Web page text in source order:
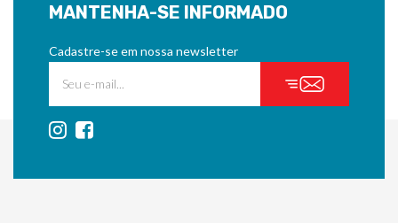
MANTENHA-SE INFORMADO
Cadastre-se em nossa newsletter